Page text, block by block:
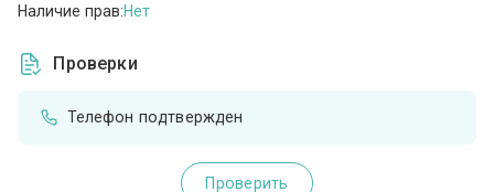
Наличие прав:Нет
Проверки
Телефон подтвержден
Проверить